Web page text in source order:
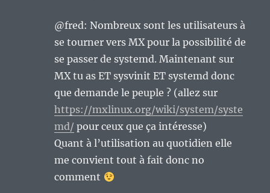
@fred: Nombreux sont les utilisateurs à
se tourner vers MX pour la possibilité de
se passer de systemd. Maintenant sur
MX tu as ET sysvinit ET systemd donc
que demande le peuple ? (allez sur
https://mxlinux.org/wiki/system/syste
md/ pour ceux que ça intéresse)
Quant à l’utilisation au quotidien elle
me convient tout à fait donc no
comment